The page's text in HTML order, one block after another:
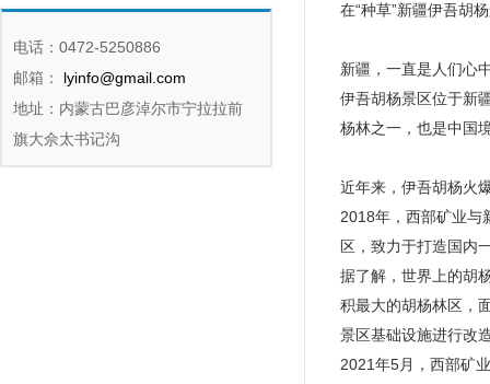
电话：0472-5250886
邮箱：
lyinfo@gmail.com
地址：内蒙古巴彦淖尔市宁拉拉前
旗大佘太书记沟
在“种草”新疆伊吾胡
新疆，一直是人们心
伊吾胡杨景区位于新
杨林之一，也是中国
近年来，伊吾胡杨火
2018年，西部矿业与
区，致力于打造国内
据了解，世界上的胡
积最大的胡杨林区，
景区基础设施进行改
2021年5月，西部矿